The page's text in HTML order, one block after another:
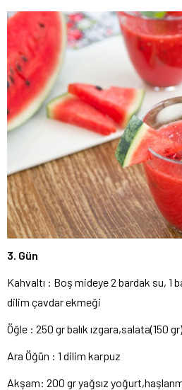
3. Gün
Kahvaltı : Boş mideye 2 bardak su, 1
dilim çavdar ekmeği
Öğle : 250 gr balık ızgara,salata(150
Ara Öğün : 1 dilim karpuz
Akşam: 200 gr yağsız